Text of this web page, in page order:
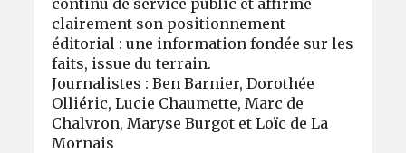
clairement son positionnement
éditorial : une information fondée sur les
faits, issue du terrain.
Journalistes : Ben Barnier, Dorothée
Olliéric, Lucie Chaumette, Marc de
Chalvron, Maryse Burgot et Loïc de La
Mornais